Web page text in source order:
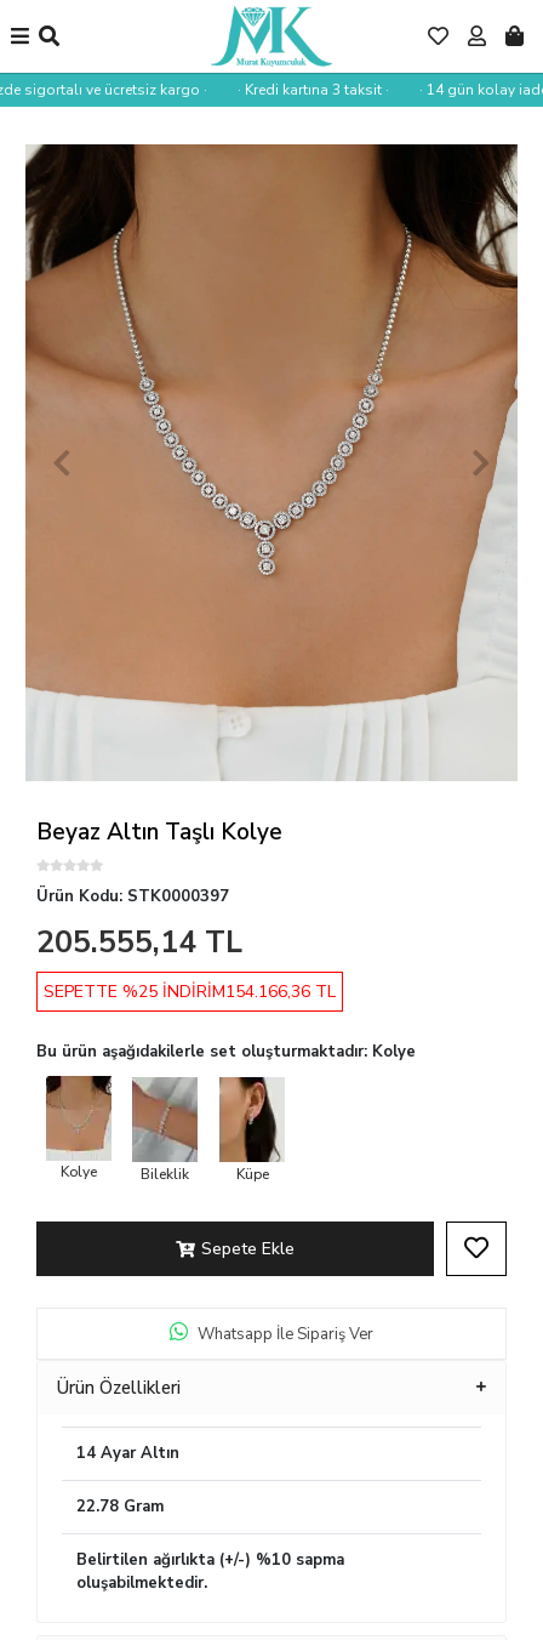
sigortalı ve ücretsiz kargo · · Kredi kartına 3 taksit · · 14 gün kolay iade ·
Beyaz Altın Taşlı Kolye
Ürün Kodu: STK0000397
205.555,14 TL
SEPETTE %25 İNDİRİM154.166,36 TL
Bu ürün aşağıdakilerle set oluşturmaktadır: Kolye
Kolye Bileklik Küpe
Sepete Ekle
Whatsapp İle Sipariş Ver
Ürün Özellikleri
14 Ayar Altın
22.78 Gram
Belirtilen ağırlıkta (+/-) %10 sapma
oluşabilmektedir.